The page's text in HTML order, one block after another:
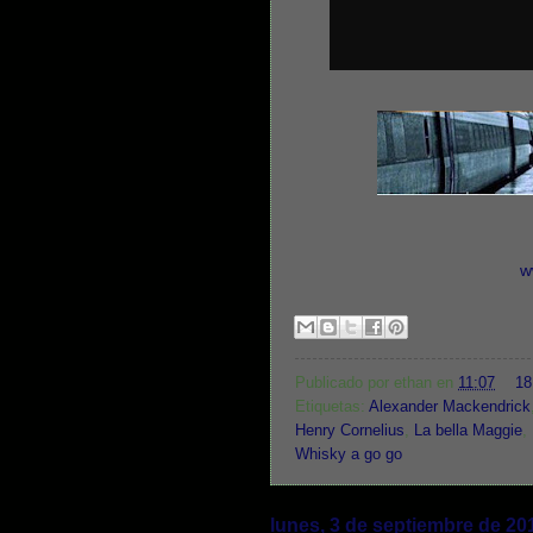
Publicado por ethan en 11:07
Etiquetas: Alexander Mackendrick
Henry Cornelius
La bella Maggie
Whisky a go go
lunes, 3 de septiembre de